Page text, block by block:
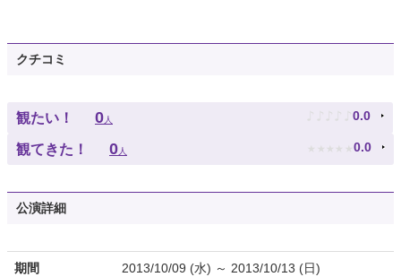
クチコミ
観たい！ 0人 ♪ ♪ ♪ ♪ ♪ 0.0
観てきた！ 0人 ★ ★ ★ ★ ★ 0.0
公演詳細
期間 2013/10/09 (水) ～ 2013/10/13 (日)